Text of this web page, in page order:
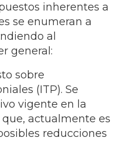
inherentes a
se enumeran a
al
general:
sobre
(ITP). Se
vigente en la
actualmente es
reducciones